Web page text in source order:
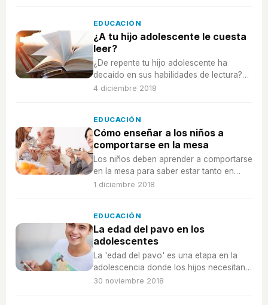
EDUCACIÓN
¿A tu hijo adolescente le cuesta
leer?
¿De repente tu hijo adolescente ha
decaído en sus habilidades de lectura?
Descubre qué puede estar ocurriéndole
4 diciembre 2018
EDUCACIÓN
Cómo enseñar a los niños a
comportarse en la mesa
Los niños deben aprender a comportarse
en la mesa para saber estar tanto en
casa como en lugares públicos.
1 diciembre 2018
EDUCACIÓN
La edad del pavo en los
adolescentes
La 'edad del pavo' es una etapa en la
adolescencia donde los hijos necesitan
más orientación y cariño que nunca.
30 noviembre 2018